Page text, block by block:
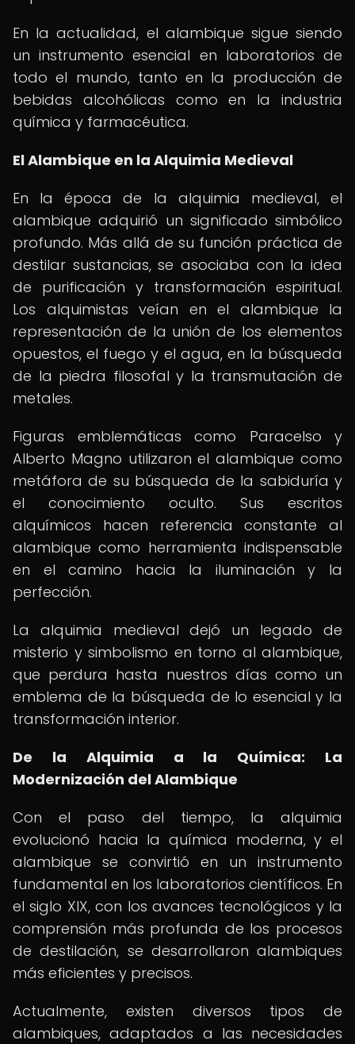
En la actualidad, el alambique sigue siendo
un instrumento esencial en laboratorios de
todo el mundo, tanto en la producción de
bebidas alcohólicas como en la industria
química y farmacéutica.
El Alambique en la Alquimia Medieval
En la época de la alquimia medieval, el
alambique adquirió un significado simbólico
profundo. Más allá de su función práctica de
destilar sustancias, se asociaba con la idea
de purificación y transformación espiritual.
Los alquimistas veían en el alambique la
representación de la unión de los elementos
opuestos, el fuego y el agua, en la búsqueda
de la piedra filosofal y la transmutación de
metales.
Figuras emblemáticas como Paracelso y
Alberto Magno utilizaron el alambique como
metáfora de su búsqueda de la sabiduría y
el conocimiento oculto. Sus escritos
alquímicos hacen referencia constante al
alambique como herramienta indispensable
en el camino hacia la iluminación y la
perfección.
La alquimia medieval dejó un legado de
misterio y simbolismo en torno al alambique,
que perdura hasta nuestros días como un
emblema de la búsqueda de lo esencial y la
transformación interior.
De la Alquimia a la Química: La
Modernización del Alambique
Con el paso del tiempo, la alquimia
evolucionó hacia la química moderna, y el
alambique se convirtió en un instrumento
fundamental en los laboratorios científicos. En
el siglo XIX, con los avances tecnológicos y la
comprensión más profunda de los procesos
de destilación, se desarrollaron alambiques
más eficientes y precisos.
Actualmente, existen diversos tipos de
alambiques, adaptados a las necesidades